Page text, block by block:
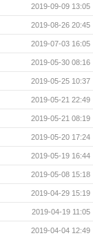
2019-09-09 13:05
2019-08-26 20:45
2019-07-03 16:05
2019-05-30 08:16
2019-05-25 10:37
2019-05-21 22:49
2019-05-21 08:19
2019-05-20 17:24
2019-05-19 16:44
2019-05-08 15:18
2019-04-29 15:19
2019-04-19 11:05
2019-04-04 12:49